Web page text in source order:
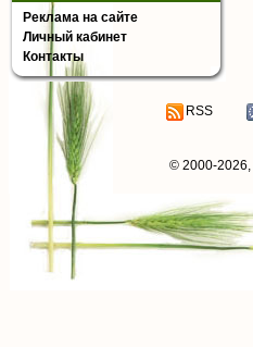
Реклама на сайте
Личный кабинет
Контакты
RSS
© 2000-2026,